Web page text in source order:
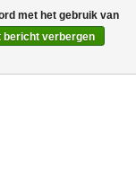
met het gebruik van
bericht verbergen